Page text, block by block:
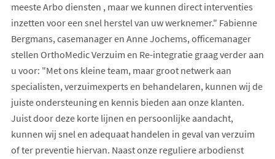
meeste Arbo diensten , maar we kunnen direct interventies
inzetten voor een snel herstel van uw werknemer." Fabienne
Bergmans, casemanager en Anne Jochems, officemanager
stellen OrthoMedic Verzuim en Re-integratie graag verder aan
u voor: "Met ons kleine team, maar groot netwerk aan
specialisten, verzuimexperts en behandelaren, kunnen wij de
juiste ondersteuning en kennis bieden aan onze klanten.
Juist door deze korte lijnen en persoonlijke aandacht,
kunnen wij snel en adequaat handelen in geval van verzuim
of ter preventie hiervan. Naast onze reguliere arbodienst